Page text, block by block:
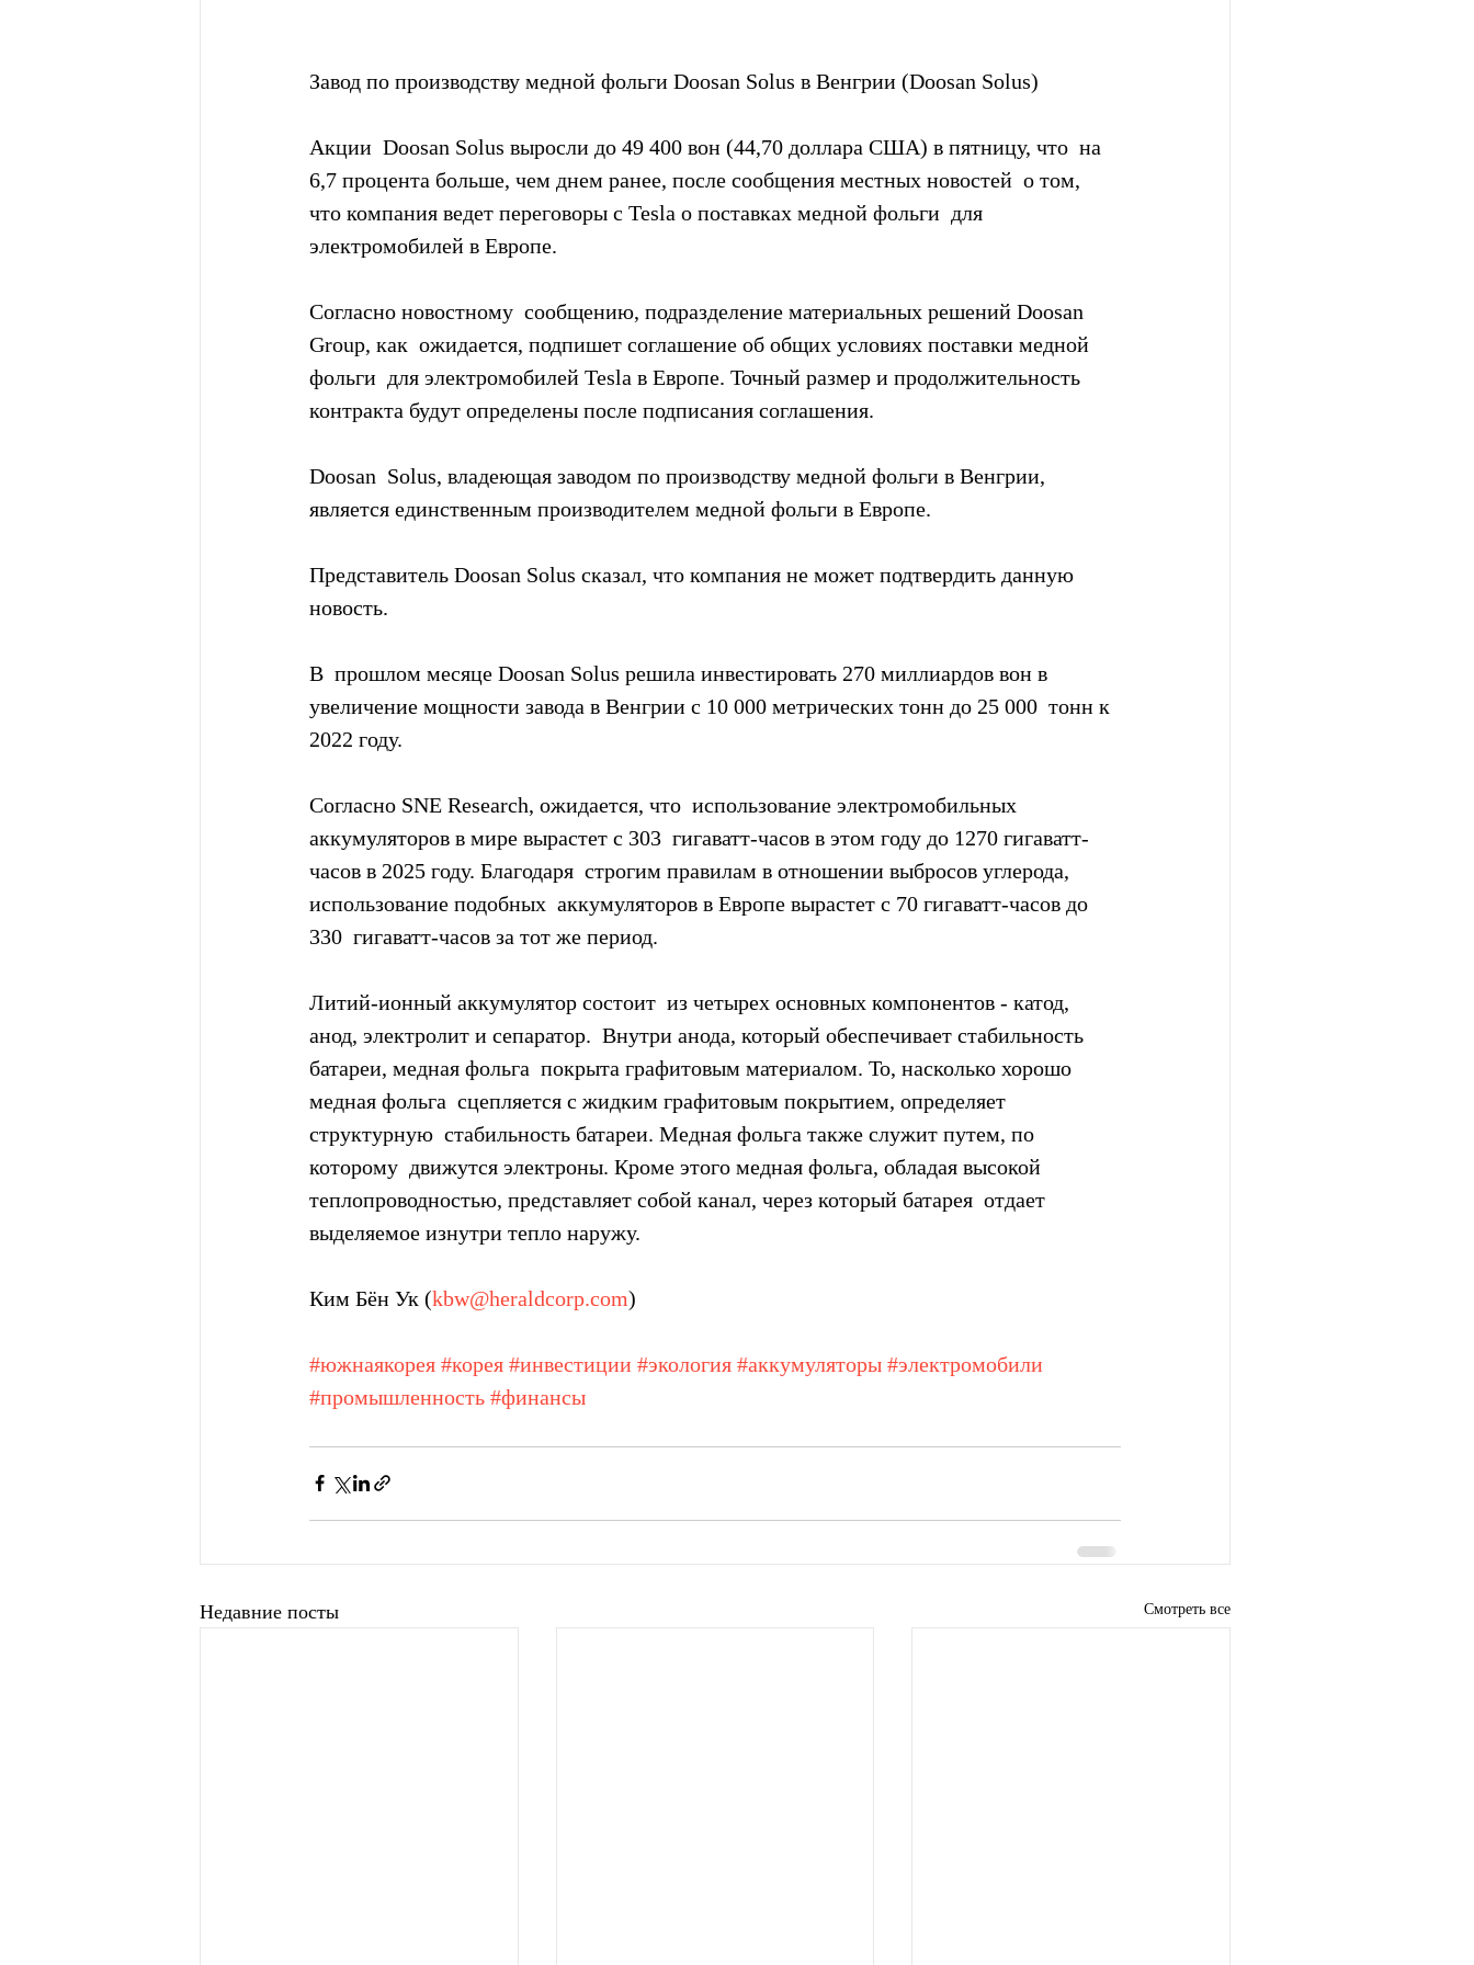
Завод по производству медной фольги Doosan Solus в Венгрии (Doosan Solus)
Акции  Doosan Solus выросли до 49 400 вон (44,70 доллара США) в пятницу, что  на
6,7 процента больше, чем днем ранее, после сообщения местных новостей  о том,
что компания ведет переговоры с Tesla о поставках медной фольги  для
электромобилей в Европе.
Согласно новостному  сообщению, подразделение материальных решений Doosan
Group, как  ожидается, подпишет соглашение об общих условиях поставки медной
фольги  для электромобилей Tesla в Европе. Точный размер и продолжительность
контракта будут определены после подписания соглашения.
Doosan  Solus, владеющая заводом по производству медной фольги в Венгрии,
является единственным производителем медной фольги в Европе.
Представитель Doosan Solus сказал, что компания не может подтвердить данную
новость.
В  прошлом месяце Doosan Solus решила инвестировать 270 миллиардов вон в
увеличение мощности завода в Венгрии с 10 000 метрических тонн до 25 000  тонн к
2022 году.
Согласно SNE Research, ожидается, что  использование электромобильных
аккумуляторов в мире вырастет с 303  гигаватт-часов в этом году до 1270 гигаватт-
часов в 2025 году. Благодаря  строгим правилам в отношении выбросов углерода,
использование подобных  аккумуляторов в Европе вырастет с 70 гигаватт-часов до
330  гигаватт-часов за тот же период.
Литий-ионный аккумулятор состоит  из четырех основных компонентов - катод,
анод, электролит и сепаратор.  Внутри анода, который обеспечивает стабильность
батареи, медная фольга  покрыта графитовым материалом. То, насколько хорошо
медная фольга  сцепляется с жидким графитовым покрытием, определяет
структурную  стабильность батареи. Медная фольга также служит путем, по
которому  движутся электроны. Кроме этого медная фольга, обладая высокой
теплопроводностью, представляет собой канал, через который батарея  отдает
выделяемое изнутри тепло наружу.
Ким Бён Ук (kbw@heraldcorp.com)
#южнаякорея #корея #инвестиции #экология #аккумуляторы #электромобили
#промышленность #финансы
Недавние посты Смотреть все